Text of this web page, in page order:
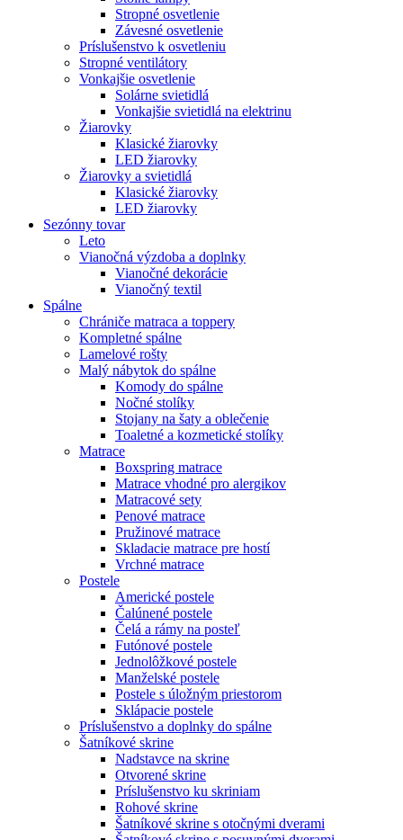
Stropné osvetlenie
Závesné osvetlenie
Príslušenstvo k osvetleniu
Stropné ventilátory
Vonkajšie osvetlenie
Solárne svietidlá
Vonkajšie svietidlá na elektrinu
Žiarovky
Klasické žiarovky
LED žiarovky
Žiarovky a svietidlá
Klasické žiarovky
LED žiarovky
Sezónny tovar
Leto
Vianočná výzdoba a doplnky
Vianočné dekorácie
Vianočný textil
Spálne
Chrániče matraca a toppery
Kompletné spálne
Lamelové rošty
Malý nábytok do spálne
Komody do spálne
Nočné stolíky
Stojany na šaty a oblečenie
Toaletné a kozmetické stolíky
Matrace
Boxspring matrace
Matrace vhodné pro alergikov
Matracové sety
Penové matrace
Pružinové matrace
Skladacie matrace pre hostí
Vrchné matrace
Postele
Americké postele
Čalúnené postele
Čelá a rámy na posteľ
Futónové postele
Jednolôžkové postele
Manželské postele
Postele s úložným priestorom
Sklápacie postele
Príslušenstvo a doplnky do spálne
Šatníkové skrine
Nadstavce na skrine
Otvorené skrine
Príslušenstvo ku skriniam
Rohové skrine
Šatníkové skrine s otočnými dverami